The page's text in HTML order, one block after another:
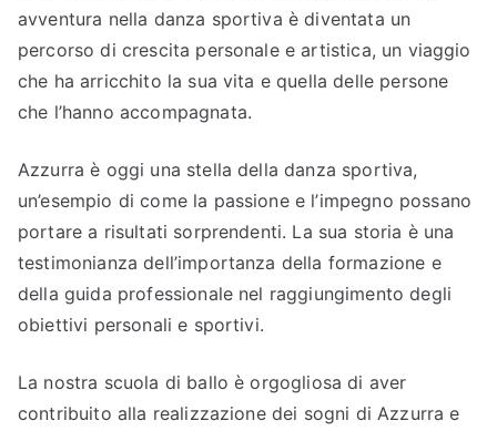
avventura nella danza sportiva è diventata un
percorso di crescita personale e artistica, un viaggio
che ha arricchito la sua vita e quella delle persone
che l’hanno accompagnata.
Azzurra è oggi una stella della danza sportiva,
un’esempio di come la passione e l’impegno possano
portare a risultati sorprendenti. La sua storia è una
testimonianza dell’importanza della formazione e
della guida professionale nel raggiungimento degli
obiettivi personali e sportivi.
La nostra scuola di ballo è orgogliosa di aver
contribuito alla realizzazione dei sogni di Azzurra e